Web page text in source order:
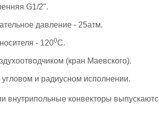
G1/2".
давление - 25атм.
- 1200С.
(кран Маевского).
и радиусном исполнении.
внутрипольные конвекторы